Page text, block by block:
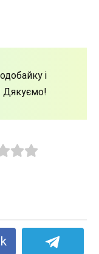
і
Дякуємо!